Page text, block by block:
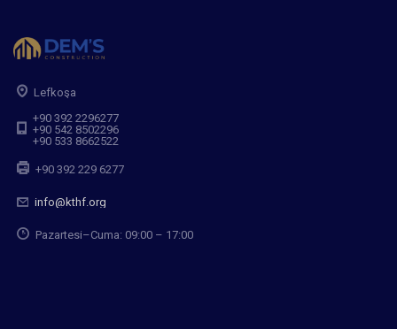
Lefkoşa
+90 392 2296277
+90 542 8502296
+90 533 8662522
+90 392 229 6277
info@kthf.org
Pazartesi–Cuma: 09:00 – 17:00